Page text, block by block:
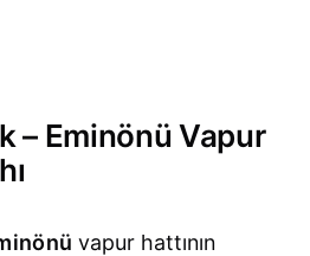
– Eminönü Vapur
vapur hattının